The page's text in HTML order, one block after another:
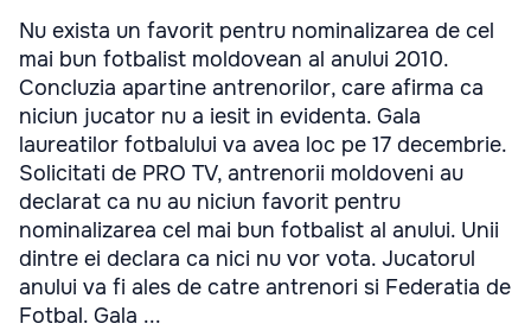
Nu exista un favorit pentru nominalizarea de cel
mai bun fotbalist moldovean al anului 2010.
Concluzia apartine antrenorilor, care afirma ca
niciun jucator nu a iesit in evidenta. Gala
laureatilor fotbalului va avea loc pe 17 decembrie.
Solicitati de PRO TV, antrenorii moldoveni au
declarat ca nu au niciun favorit pentru
nominalizarea cel mai bun fotbalist al anului. Unii
dintre ei declara ca nici nu vor vota. Jucatorul
anului va fi ales de catre antrenori si Federatia de
Fotbal. Gala ...